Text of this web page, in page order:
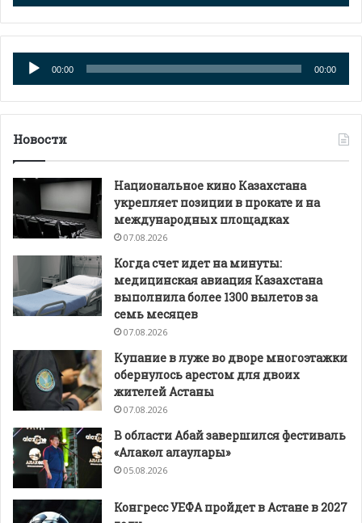
Аудиоплеер
00:00 00:00
Новости
Национальное кино Казахстана
укрепляет позиции в прокате и на
международных площадках
07.08.2026
Когда счет идет на минуты:
медицинская авиация Казахстана
выполнила более 1300 вылетов за
семь месяцев
07.08.2026
Купание в луже во дворе многоэтажки
обернулось арестом для двоих
жителей Астаны
07.08.2026
В области Абай завершился фестиваль
«Алакөл алаулары»
05.08.2026
Конгресс УЕФА пройдет в Астане в 2027